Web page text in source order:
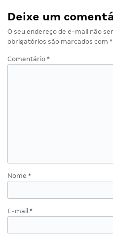
Deixe um
O seu endereço de e-mail não
obrigatórios são marcados com *
Comentário *
Nome *
E-mail *